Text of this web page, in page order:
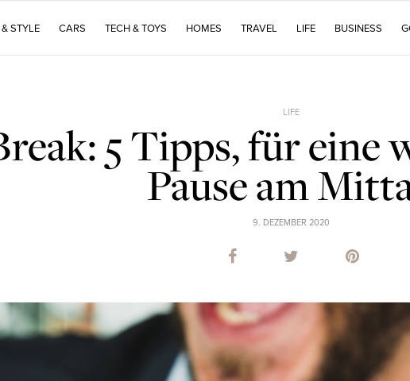
STYLE CARS TECH & TOYS HOMES TRAVEL LIFE BUSINESS
LIFE
5 Tipps, für eine
Pause am
9. DEZEMBER 2020